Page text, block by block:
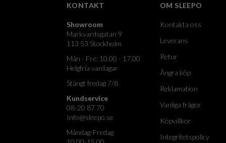
KONTAKT
Showroom
Markvardsgatan 9
113 53 Stockholm
Mån - Fre: 10.00 - 17.00
Helgfria vardagar
Stängt fredag 7/8
Kundservice
08-20 87 70
Info@sleepo.se
Måndag-Fredag
OM SLEEPO
Kontakta oss
Leverans
Retur
Ångra köp
Reklamation
Vanliga frågor
Köpvillkor
Integritetspolicy